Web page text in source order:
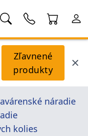
Zľavnené
produkty
náradie
kolies